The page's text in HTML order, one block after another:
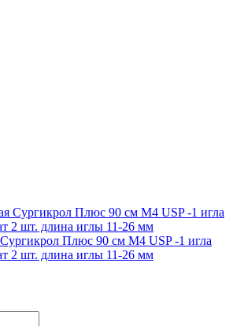
Плюс 90 см М4 USP -1 игла
2 шт. длина иглы 11-26 мм